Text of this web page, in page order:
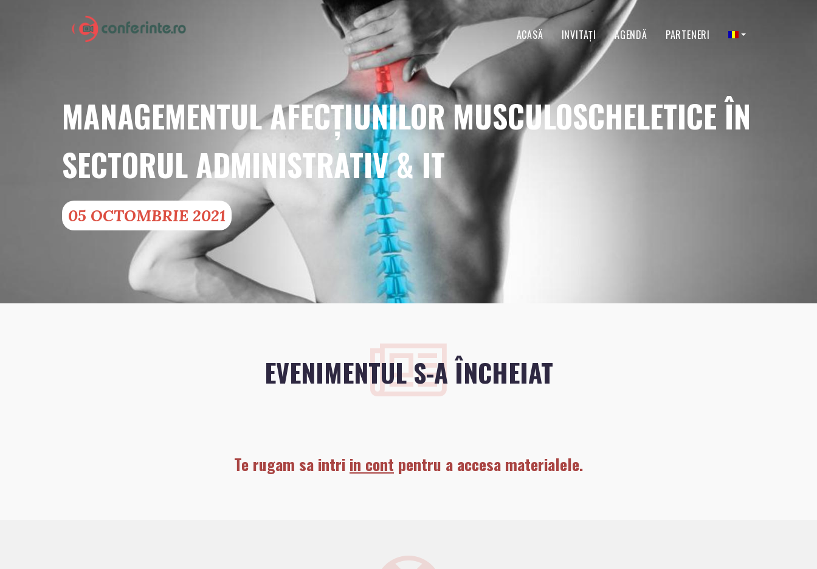
MANAGEMENTUL AFECȚIUNILOR MUSCULOSCHELETICE ÎN
SECTORUL ADMINISTRATIV & IT
05 OCTOMBRIE 2021
EVENIMENTUL S-A ÎNCHEIAT
Te rugam sa intri in cont pentru a accesa materialele.
ACASĂ INVITAŢI AGENDĂ PARTENERI